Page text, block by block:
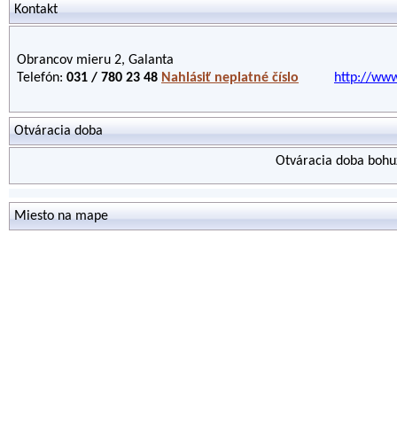
Kontakt
Obrancov mieru 2, Galanta
Telefón: 031 / 780 23 48 Nahlásiť neplatné číslo http://
Otváracia doba
Otváracia doba
Miesto na mape